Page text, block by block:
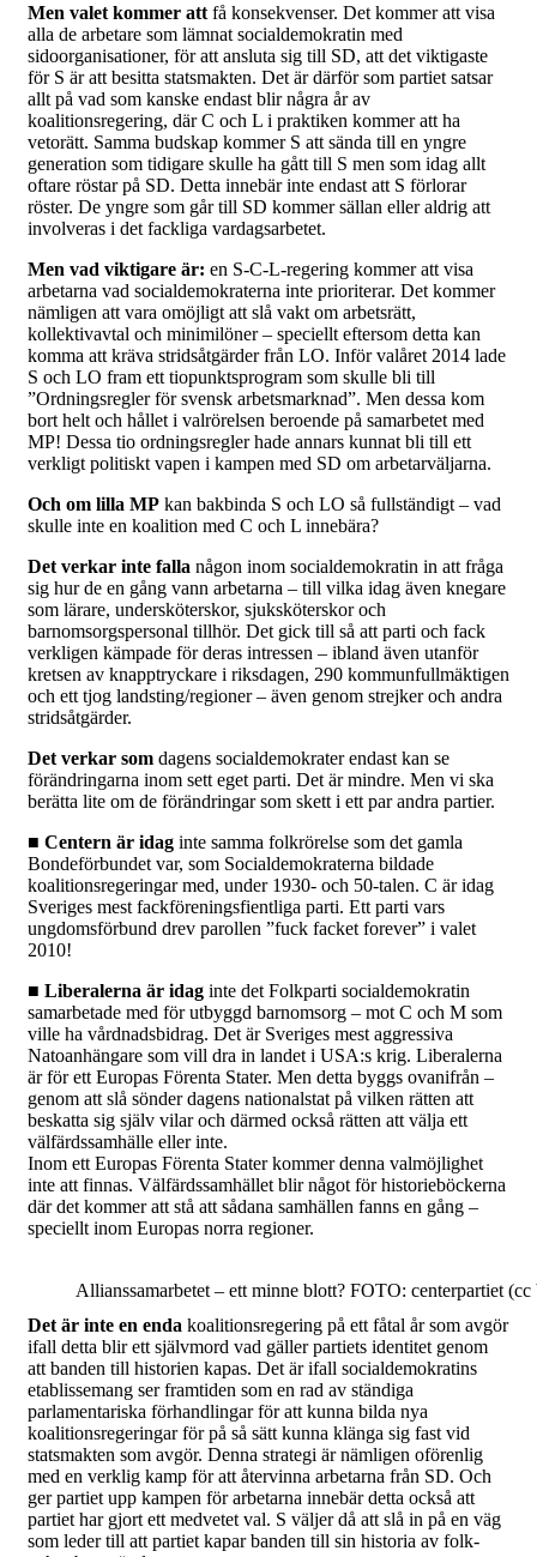
Men valet kommer att få konsekvenser. Det kommer att visa
alla de arbetare som lämnat socialdemokratin med
sidoorganisationer, för att ansluta sig till SD, att det viktigaste
för S är att besitta statsmakten. Det är därför som partiet satsar
allt på vad som kanske endast blir några år av
koalitionsregering, där C och L i praktiken kommer att ha
vetorätt. Samma budskap kommer S att sända till en yngre
generation som tidigare skulle ha gått till S men som idag allt
oftare röstar på SD. Detta innebär inte endast att S förlorar
röster. De yngre som går till SD kommer sällan eller aldrig att
involveras i det fackliga vardagsarbetet.
Men vad viktigare är: en S-C-L-regering kommer att visa
arbetarna vad socialdemokraterna inte prioriterar. Det kommer
nämligen att vara omöjligt att slå vakt om arbetsrätt,
kollektivavtal och minimilöner – speciellt eftersom detta kan
komma att kräva stridsåtgärder från LO. Inför valåret 2014 lade
S och LO fram ett tiopunktsprogram som skulle bli till
”Ordningsregler för svensk arbetsmarknad”. Men dessa kom
bort helt och hållet i valrörelsen beroende på samarbetet med
MP! Dessa tio ordningsregler hade annars kunnat bli till ett
verkligt politiskt vapen i kampen med SD om arbetarväljarna.
Och om lilla MP kan bakbinda S och LO så fullständigt – vad
skulle inte en koalition med C och L innebära?
Det verkar inte falla någon inom socialdemokratin in att fråga
sig hur de en gång vann arbetarna – till vilka idag även knegare
som lärare, undersköterskor, sjuksköterskor och
barnomsorgspersonal tillhör. Det gick till så att parti och fack
verkligen kämpade för deras intressen – ibland även utanför
kretsen av knapptryckare i riksdagen, 290 kommunfullmäktigen
och ett tjog landsting/regioner – även genom strejker och andra
stridsåtgärder.
Det verkar som dagens socialdemokrater endast kan se
förändringarna inom sett eget parti. Det är mindre. Men vi ska
berätta lite om de förändringar som skett i ett par andra partier.
■ Centern är idag inte samma folkrörelse som det gamla
Bondeförbundet var, som Socialdemokraterna bildade
koalitionsregeringar med, under 1930- och 50-talen. C är idag
Sveriges mest fackföreningsfientliga parti. Ett parti vars
ungdomsförbund drev parollen ”fuck facket forever” i valet
2010!
■ Liberalerna är idag inte det Folkparti socialdemokratin
samarbetade med för utbyggd barnomsorg – mot C och M som
ville ha vårdnadsbidrag. Det är Sveriges mest aggressiva
Natoanhängare som vill dra in landet i USA:s krig. Liberalerna
är för ett Europas Förenta Stater. Men detta byggs ovanifrån –
genom att slå sönder dagens nationalstat på vilken rätten att
beskatta sig själv vilar och därmed också rätten att välja ett
välfärdssamhälle eller inte.
Inom ett Europas Förenta Stater kommer denna valmöjlighet
inte att finnas. Välfärdssamhället blir något för historieböckerna
där det kommer att stå att sådana samhällen fanns en gång –
speciellt inom Europas norra regioner.
Allianssamarbetet – ett minne blott? FOTO: centerpartiet
Det är inte en enda koalitionsregering på ett fåtal år som avgör
ifall detta blir ett självmord vad gäller partiets identitet genom
att banden till historien kapas. Det är ifall socialdemokratins
etablissemang ser framtiden som en rad av ständiga
parlamentariska förhandlingar för att kunna bilda nya
koalitionsregeringar för på så sätt kunna klänga sig fast vid
statsmakten som avgör. Denna strategi är nämligen oförenlig
med en verklig kamp för att återvinna arbetarna från SD. Och
ger partiet upp kampen för arbetarna innebär detta också att
partiet har gjort ett medvetet val. S väljer då att slå in på en väg
som leder till att partiet kapar banden till sin historia av folk-